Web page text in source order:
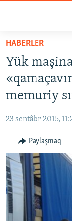
Esas
qaytmaq
Baş
navigatsiyağa
qaytmaq
Qıdıruvğa
HABERLER
İQTİSADİYAT
MEDENİYET
İNSAN AQLARI
VİDEO
SÜRET
BLOGLAR
FİKİR
HABERLER
Yük
memuriy
23 sentâbr 2015,
Paylaşmaq